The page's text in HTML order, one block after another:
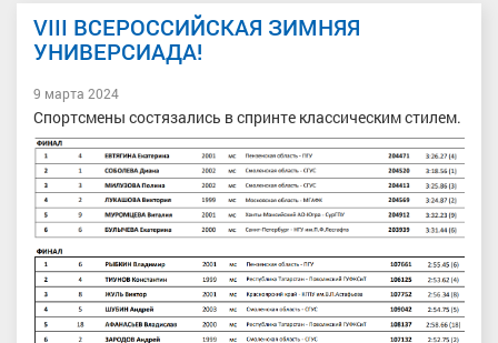
VIII ВСЕРОССИЙСКАЯ ЗИМНЯЯ
УНИВЕРСИАДА!
9 марта 2024
Спортсмены состязались в спринте классическим стилем.